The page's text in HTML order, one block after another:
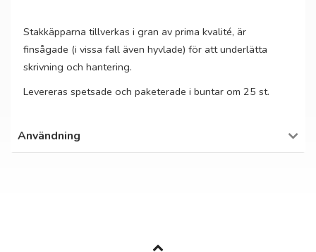
Stakkäpparna tillverkas i gran av prima kvalité, är
finsågade (i vissa fall även hyvlade) för att underlätta
skrivning och hantering.
Levereras spetsade och paketerade i buntar om 25 st.
Användning